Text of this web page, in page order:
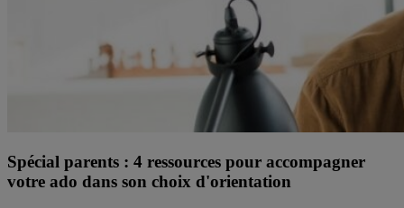
Spécial parents : 4 ressources pour accompagner
votre ado dans son choix d'orientation